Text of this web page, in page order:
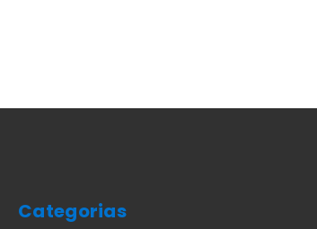
Categorias